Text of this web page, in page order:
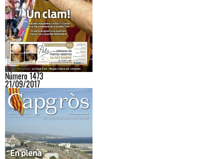
Número 1473
21/09/2017